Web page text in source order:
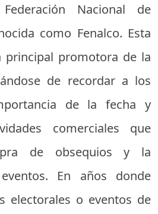
Nacional de
como Fenalco. Esta
principal promotora de la
de recordar a los
de la fecha y
comerciales que
de obsequios y la
En años donde
electorales o eventos de